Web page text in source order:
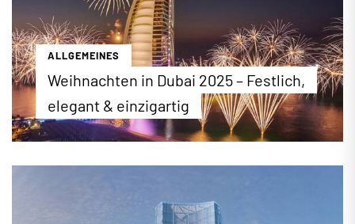
zu Ehren der Gründung der VAE statt. Wir stellen
die wichtigsten, öffentlichen Feste vor.
...mehr erfahren
ALLGEMEINES
Weihnachten in Dubai 2025 – Festlich,
elegant & einzigartig
Weihnachten in Dubai: Im Jahr 2025 finden wieder
das Weihnachtsfest in der Metropole verbringen
können, erfahren Sie hier.